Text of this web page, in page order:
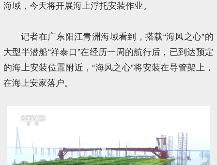
海域，今天将开展海上浮托安装作业。
记者在广东阳江青洲海域看到，搭载“海风之心”的
大型半潜船“祥泰口”在经历一周的航行后，已到达预定
的海上安装位置附近，“海风之心”将安装在导管架上，
在海上安家落户。